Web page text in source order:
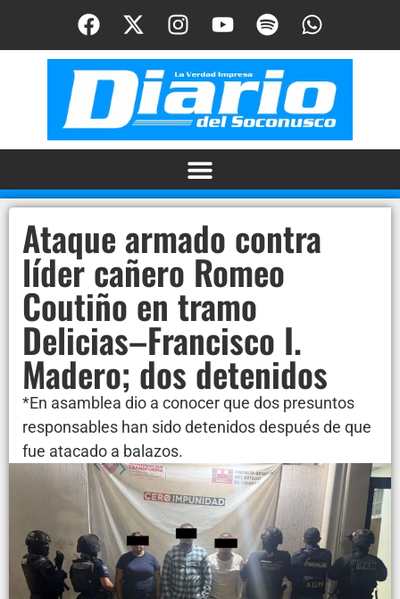
Ataque armado contra
líder cañero Romeo
Coutiño en tramo
Delicias–Francisco I.
Madero; dos detenidos
*En asamblea dio a conocer que dos presuntos
responsables han sido detenidos después de que
fue atacado a balazos.